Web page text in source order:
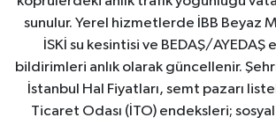
sunulur. Yerel hizmetlerde İBB Beyaz
İSKİ su kesintisi ve BEDAŞ/AYEDAŞ
bildirimleri anlık olarak güncellenir.
İstanbul Hal Fiyatları, semt pazarı
Ticaret Odası (İTO) endeksleri;